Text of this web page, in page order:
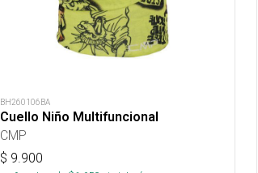
BH260106BA
Cuello Niño Multifuncional
CMP
$ 9.900